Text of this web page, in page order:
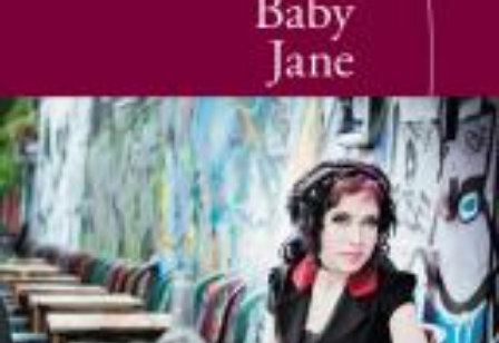
LIRE LA SUITE